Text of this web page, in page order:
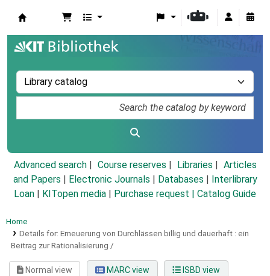
Advanced search Course reserves Libraries
Articles
and Papers
Electronic Journals Databases
Interlibrary
Loan
KITopen media Purchase request | Catalog Guide
Home
Details for: Erneuerung von Durchlässen billig und dauerhaft : ein
Beitrag zur Rationalisierung /
Normal view MARC view ISBD view